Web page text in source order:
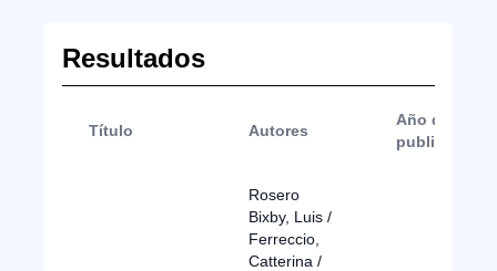
Resultados
Título Autores
Año de
publicación
Rosero
Bixby, Luis /
Ferreccio,
Catterina /